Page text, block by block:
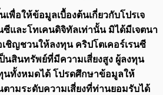
0:00/0:00
พื่อให้ข้อมูลเบื้องต้นเกี่ยวกับโปรเจ
ซีและโทเคนดิจิทัลเท่านั้น มิได้มีเจตนา
ชิญชวนให้ลงทุน คริปโตเคอร์เรนซี
นสินทรัพย์ที่มีความเสี่ยงสูง ผู้ลงทุน
นทั้งหมดได้ โปรดศึกษาข้อมูลให้
ามระดับความเสี่ยงที่ท่านยอมรับได้